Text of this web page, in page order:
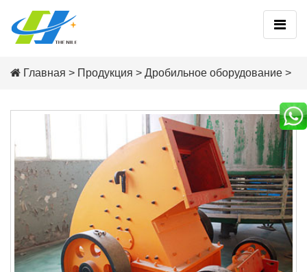
Главная > Продукция > Дробильное оборудование >